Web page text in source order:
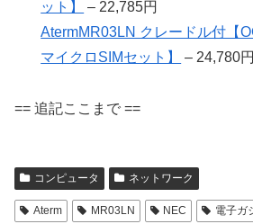
ット】
– 22,785円
AtermMR03LN クレードル付【
マイクロSIMセット】
– 24,780円
== 追記ここまで ==
コンピュータ ネットワーク
Aterm MR03LN NEC 電子ガ